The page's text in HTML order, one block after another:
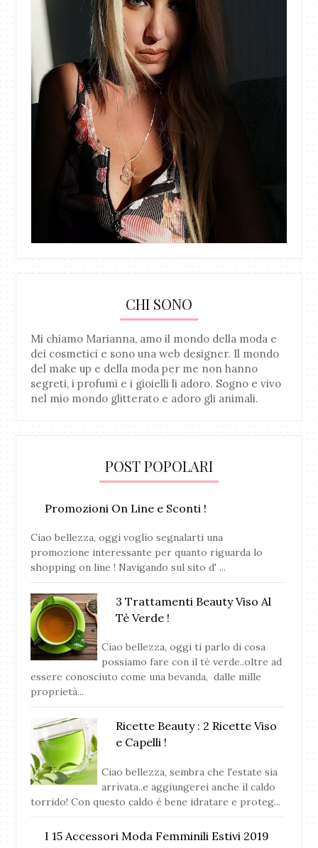
CHI SONO
Mi chiamo Marianna, amo il mondo della moda e
dei cosmetici e sono una web designer. Il mondo
del make up e della moda per me non hanno
segreti, i profumi e i gioielli li adoro. Sogno e vivo
nel mio mondo glitterato e adoro gli animali.
POST POPOLARI
Promozioni On Line e Sconti !
Ciao bellezza, oggi voglio segnalarti una
promozione interessante per quanto riguarda lo
shopping on line ! Navigando sul sito d' ...
3 Trattamenti Beauty Viso Al
Tè Verde !
Ciao bellezza, oggi ti parlo di cosa
possiamo fare con il tè verde..oltre ad
essere conosciuto come una bevanda, dalle mille
proprietà...
Ricette Beauty : 2 Ricette Viso
e Capelli !
Ciao bellezza, sembra che l'estate sia
arrivata..e aggiungerei anche il caldo
torrido! Con questo caldo è bene idratare e proteg...
I 15 Accessori Moda Femminili Estivi 2019